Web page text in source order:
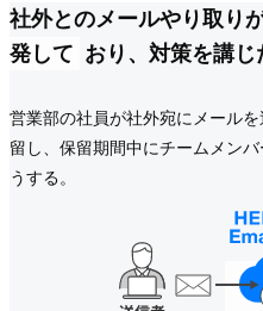
社外とのメールやり取り
発して おり、対策を講じ
営業部の社員が社外宛にメール
留し、保留期間中にチームメン
うする。